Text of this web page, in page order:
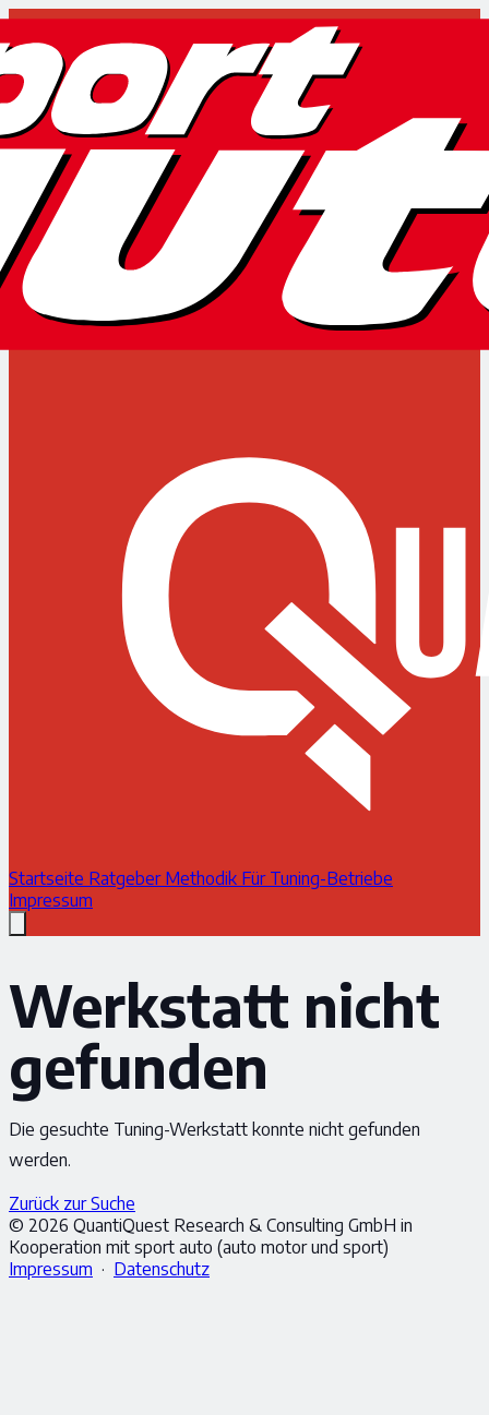
Startseite Ratgeber Methodik Für Tuning-Betriebe
Impressum
Werkstatt nicht
gefunden
Die gesuchte Tuning-Werkstatt konnte nicht gefunden
werden.
Zurück zur Suche
© 2026 QuantiQuest Research & Consulting GmbH in
Kooperation mit sport auto (auto motor und sport)
Impressum · Datenschutz